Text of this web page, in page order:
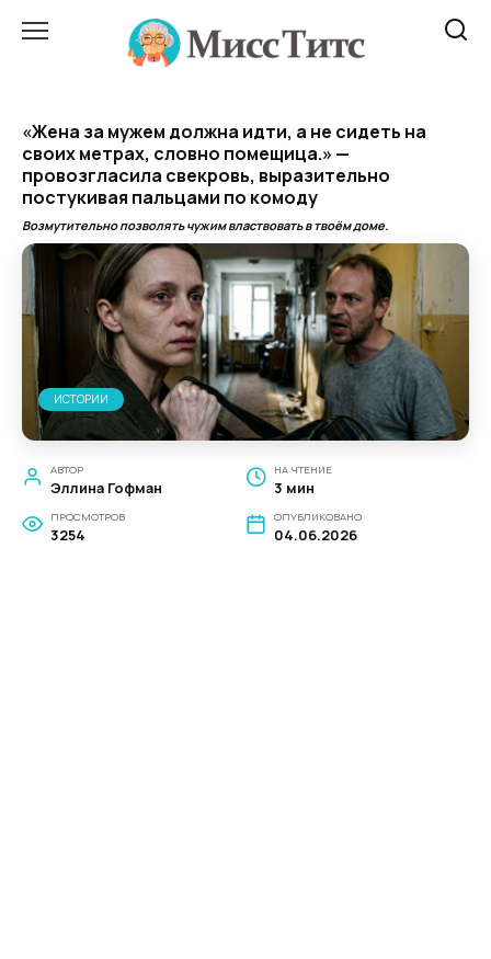
«Жена за мужем должна идти, а не сидеть на
своих метрах, словно помещица.» —
провозгласила свекровь, выразительно
постукивая пальцами по комоду
Возмутительно позволять чужим властвовать в твоём доме.
ИСТОРИИ
АВТОР
Эллина Гофман
НА ЧТЕНИЕ
3 мин
ПРОСМОТРОВ
3254
ОПУБЛИКОВАНО
04.06.2026